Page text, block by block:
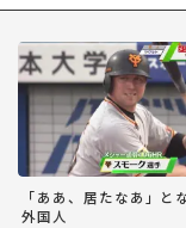
「ああ、居たなあ」と
外国人